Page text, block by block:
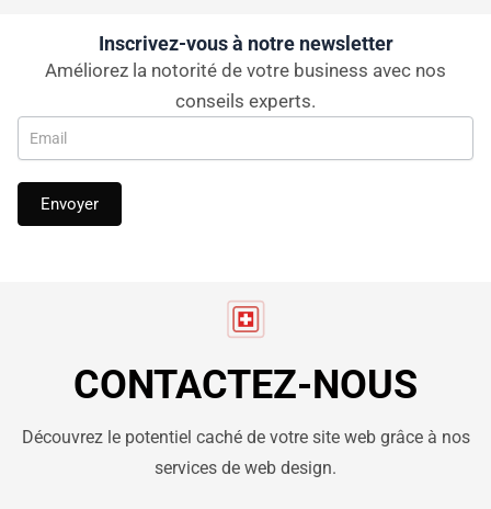
Inscrivez-vous à notre newsletter
Améliorez la notorité de votre business avec nos
conseils experts.
Envoyer
CONTACTEZ-NOUS
Découvrez le potentiel caché de votre site web grâce à nos
services de web design.